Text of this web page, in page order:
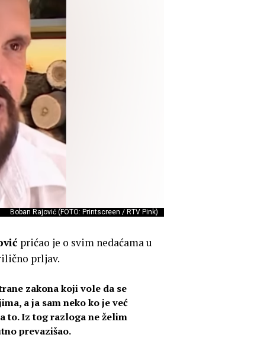
Boban Rajović (FOTO: Printscreen / RTV Pink)
prićao je o svim nedaćama u
prljav.
zakona koji vole da se
a ja sam neko ko je već
to. Iz tog razloga ne želim
prevazišao.